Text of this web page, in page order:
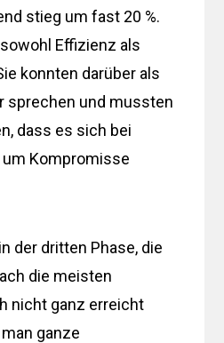
stieg um fast 20 %.
Effizienz als
konnten darüber als
sprechen und mussten
dass es sich bei
Kompromisse
der dritten Phase, die
die meisten
nicht ganz erreicht
ganze